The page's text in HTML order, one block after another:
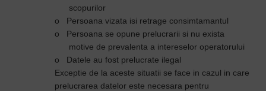
scopurilor
o
Persoana vizata isi retrage consimtamantul
o
Persoana se opune prelucrarii si nu exista
motive de prevalenta a intereselor operatorului
o
Datele au fost prelucrate ilegal
Exceptie de la aceste situatii se face in cazul in care
prelucrarea datelor este necesara pentru